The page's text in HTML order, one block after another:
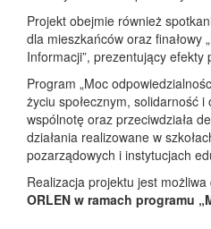
Projekt obejmie również
dla mieszkańców oraz finałowy
Informacji”, prezentujący efekty
Program „Moc
życiu społecznym, solidarność
wspólnotę oraz przeciwdziała
działania realizowane w
pozarządowych i instytucjach
Realizacja projektu jest
ORLEN w ramach programu